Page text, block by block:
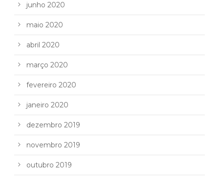
junho 2020
maio 2020
abril 2020
março 2020
fevereiro 2020
janeiro 2020
dezembro 2019
novembro 2019
outubro 2019